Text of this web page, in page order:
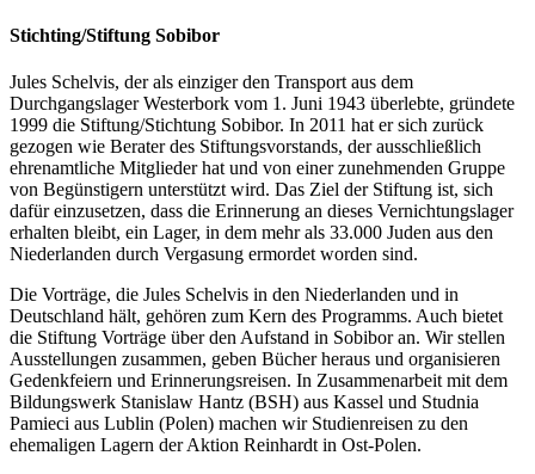
Stichting/Stiftung Sobibor
Jules Schelvis, der als einziger den Transport aus dem
Durchgangslager Westerbork vom 1. Juni 1943 überlebte, gründete
1999 die Stiftung/Stichtung Sobibor. In 2011 hat er sich zurück
gezogen wie Berater des Stiftungsvorstands, der ausschließlich
ehrenamtliche Mitglieder hat und von einer zunehmenden Gruppe
von Begünstigern unterstützt wird. Das Ziel der Stiftung ist, sich
dafür einzusetzen, dass die Erinnerung an dieses Vernichtungslager
erhalten bleibt, ein Lager, in dem mehr als 33.000 Juden aus den
Niederlanden durch Vergasung ermordet worden sind.
Die Vorträge, die Jules Schelvis in den Niederlanden und in
Deutschland hält, gehören zum Kern des Programms. Auch bietet
die Stiftung Vorträge über den Aufstand in Sobibor an. Wir stellen
Ausstellungen zusammen, geben Bücher heraus und organisieren
Gedenkfeiern und Erinnerungsreisen. In Zusammenarbeit mit dem
Bildungswerk Stanislaw Hantz (BSH) aus Kassel und Studnia
Pamieci aus Lublin (Polen) machen wir Studienreisen zu den
ehemaligen Lagern der Aktion Reinhardt in Ost-Polen.